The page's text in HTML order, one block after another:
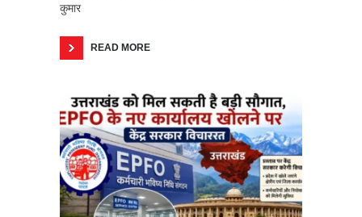
कुमार
READ MORE